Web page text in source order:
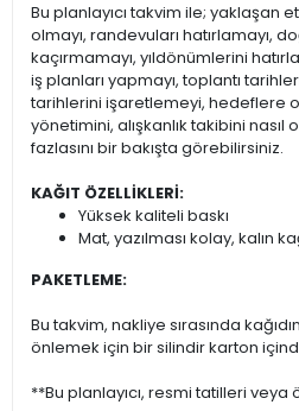
Bu planlayıcı takvim ile; yaklaşan
olmayı, randevuları hatırlamayı,
kaçırmamayı, yıldönümlerini
iş planları yapmayı, toplantı
tarihlerini işaretlemeyi, hedeflere
yönetimini, alışkanlık takibini nasıl
fazlasını bir bakışta görebilirsiniz.
KAĞIT ÖZELLİKLERİ:
Yüksek kaliteli baskı
Mat, yazılması kolay, kalın
PAKETLEME:
Bu takvim, nakliye sırasında
önlemek için bir silindir karton
**Bu planlayıcı, resmi tatilleri